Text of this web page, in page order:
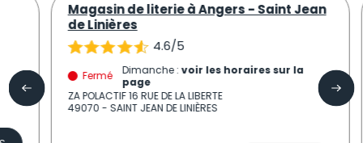
Magasin de literie à Angers - Saint Jean
de Linières
4.6/5
Fermé Dimanche :voir les horaires sur la
page
ZA POLACTIF 16 RUE DE LA LIBERTE
49070 - SAINT JEAN DE LINIÈRES